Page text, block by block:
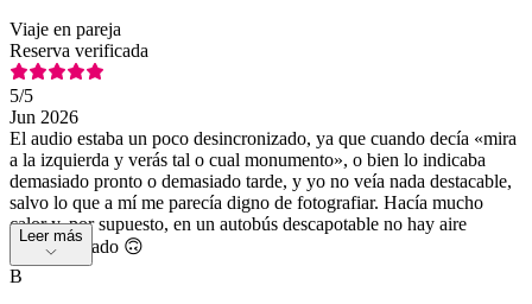
Viaje en pareja
Reserva verificada
5/5
Jun 2026
El audio estaba un poco desincronizado, ya que cuando decía «mira
a la izquierda y verás tal o cual monumento», o bien lo indicaba
demasiado pronto o demasiado tarde, y yo no veía nada destacable,
salvo lo que a mí me parecía digno de fotografiar. Hacía mucho
calor y, por supuesto, en un autobús descapotable no hay aire
acondicionado 🙃
Leer más
B